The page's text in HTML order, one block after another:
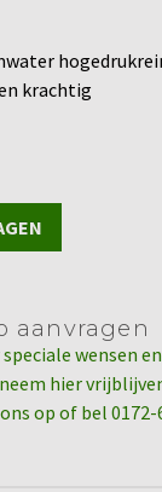
krachtig
aanvragen
wensen
hier
op of bel 0172-